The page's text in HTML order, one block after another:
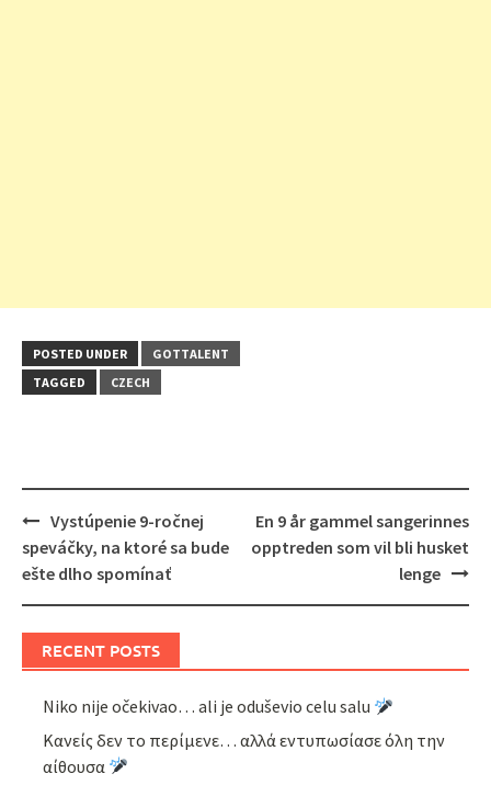
POSTED UNDER
GOTTALENT
TAGGED
CZECH
Post
navigation
Vystúpenie 9-ročnej
speváčky, na ktoré sa bude
ešte dlho spomínať
En 9 år gammel sangerinnes
opptreden som vil bli husket
lenge
RECENT POSTS
Niko nije očekivao… ali je oduševio celu salu
Κανείς δεν το περίμενε… αλλά εντυπωσίασε όλη την
αίθουσα